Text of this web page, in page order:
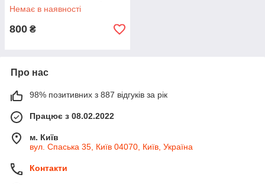
Немає в наявності
800 ₴
Про нас
98% позитивних з 887 відгуків за рік
Працює з 08.02.2022
м. Київ
вул. Спаська 35, Київ 04070, Київ, Україна
Контакти